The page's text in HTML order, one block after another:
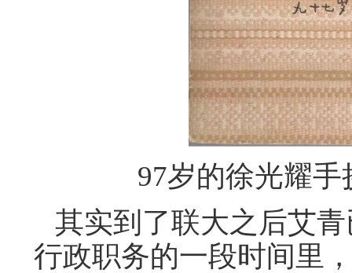
97岁的徐光耀
其实到了联大之后艾
行政职务的一段时间里